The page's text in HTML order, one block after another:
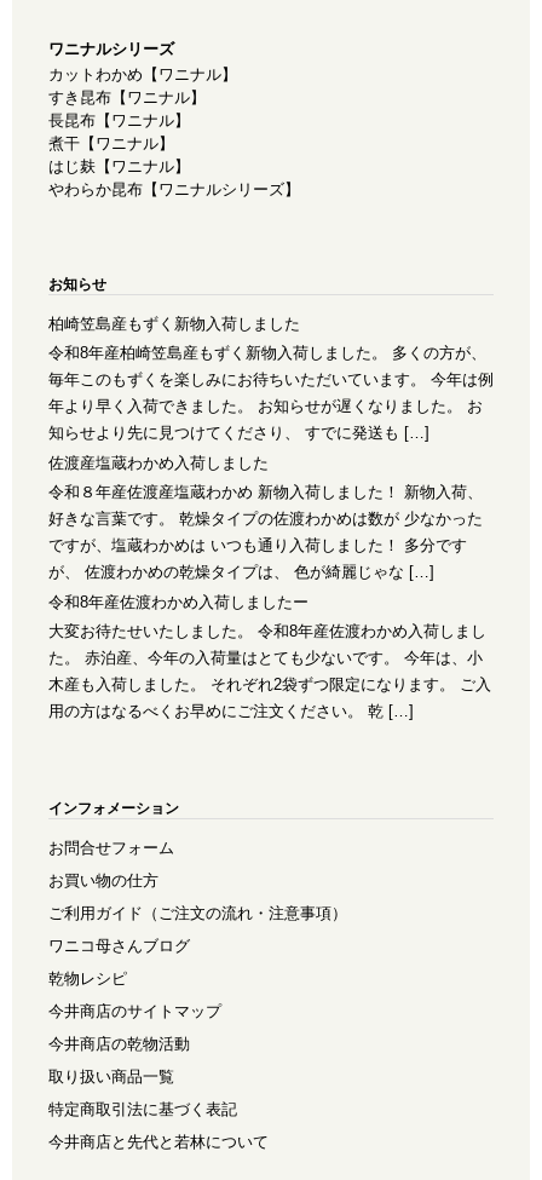
ワニナルシリーズ
カットわかめ【ワニナル】
すき昆布【ワニナル】
長昆布【ワニナル】
煮干【ワニナル】
はじ麸【ワニナル】
やわらか昆布【ワニナルシリーズ】
お知らせ
柏崎笠島産もずく新物入荷しました
令和8年産柏崎笠島産もずく新物入荷しました。 多くの方が、
毎年このもずくを楽しみにお待ちいただいています。 今年は例
年より早く入荷できました。 お知らせが遅くなりました。 お
知らせより先に見つけてくださり、 すでに発送も […]
佐渡産塩蔵わかめ入荷しました
令和８年産佐渡産塩蔵わかめ 新物入荷しました！ 新物入荷、
好きな言葉です。 乾燥タイプの佐渡わかめは数が 少なかった
ですが、塩蔵わかめは いつも通り入荷しました！ 多分です
が、 佐渡わかめの乾燥タイプは、 色が綺麗じゃな […]
令和8年産佐渡わかめ入荷しましたー
大変お待たせいたしました。 令和8年産佐渡わかめ入荷しまし
た。 赤泊産、今年の入荷量はとても少ないです。 今年は、小
木産も入荷しました。 それぞれ2袋ずつ限定になります。 ご入
用の方はなるべくお早めにご注文ください。 乾 […]
インフォメーション
お問合せフォーム
お買い物の仕方
ご利用ガイド（ご注文の流れ・注意事項）
ワニコ母さんブログ
乾物レシピ
今井商店のサイトマップ
今井商店の乾物活動
取り扱い商品一覧
特定商取引法に基づく表記
今井商店と先代と若林について